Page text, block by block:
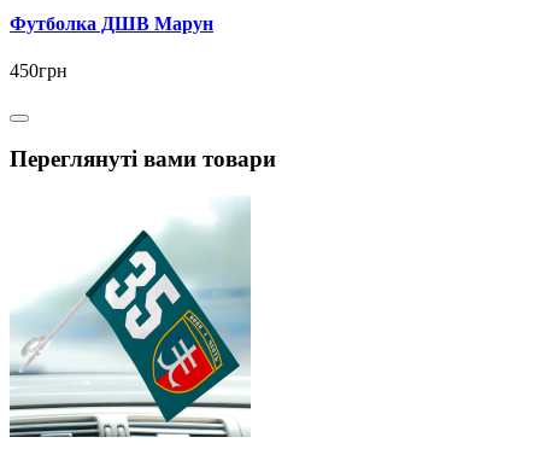
Футболка ДШВ Марун
450грн
Переглянуті вами товари